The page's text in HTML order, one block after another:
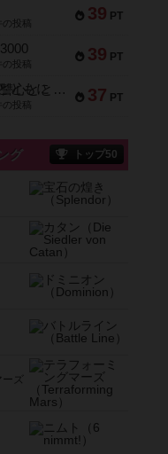
39 PT
の投稿
39 PT
の投稿
37 PT
フリップ７：復讐心とともに
の投稿
グ トップ50
ズ